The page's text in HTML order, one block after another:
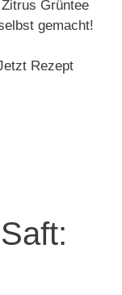
Grüntee
gemacht!
Rezept